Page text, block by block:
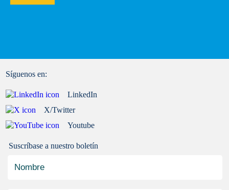
Suscríbase a nuestro boletín
Síguenos en:
LinkedIn
X/Twitter
Youtube